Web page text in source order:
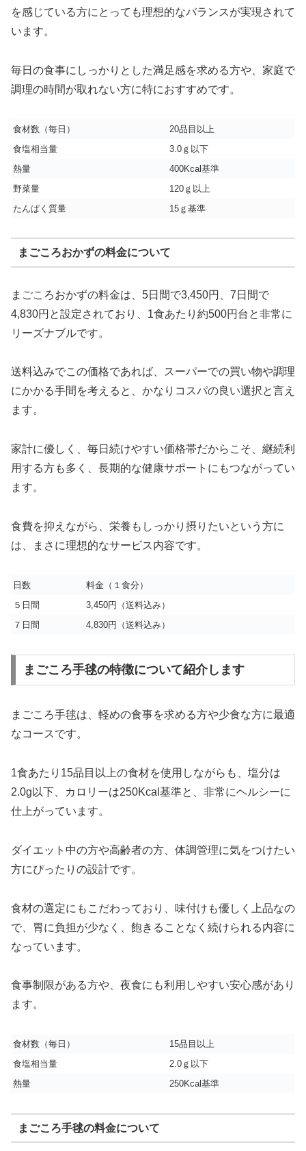
を感じている方にとっても理想的なバランスが実現されて
います。
毎日の食事にしっかりとした満足感を求める方や、家庭で
調理の時間が取れない方に特におすすめです。
食材数（毎日）
20品目以上
食塩相当量
3.0ｇ以下
熱量
400Kcal基準
野菜量
120ｇ以上
たんぱく質量
15ｇ基準
まごころおかずの料金について
まごころおかずの料金は、5日間で3,450円、7日間で
4,830円と設定されており、1食あたり約500円台と非常に
リーズナブルです。
送料込みでこの価格であれば、スーパーでの買い物や調理
にかかる手間を考えると、かなりコスパの良い選択と言え
ます。
家計に優しく、毎日続けやすい価格帯だからこそ、継続利
用する方も多く、長期的な健康サポートにもつながってい
ます。
食費を抑えながら、栄養もしっかり摂りたいという方に
は、まさに理想的なサービス内容です。
日数
料金（１食分）
５日間
3,450円（送料込み）
７日間
4,830円（送料込み）
まごころ手毬の特徴について紹介します
まごころ手毬は、軽めの食事を求める方や少食な方に最適
なコースです。
1食あたり15品目以上の食材を使用しながらも、塩分は
2.0g以下、カロリーは250Kcal基準と、非常にヘルシーに
仕上がっています。
ダイエット中の方や高齢者の方、体調管理に気をつけたい
方にぴったりの設計です。
食材の選定にもこだわっており、味付けも優しく上品なの
で、胃に負担が少なく、飽きることなく続けられる内容に
なっています。
食事制限がある方や、夜食にも利用しやすい安心感があり
ます。
食材数（毎日）
15品目以上
食塩相当量
2.0ｇ以下
熱量
250Kcal基準
まごころ手毬の料金について